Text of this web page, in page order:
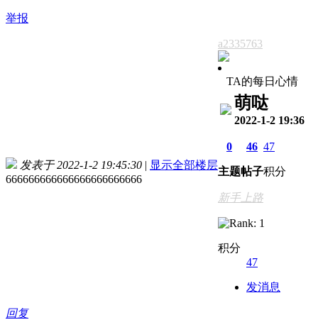
举报
发表于 2022-1-2 19:45:30 | 显示全部楼层
666666666666666666666666
a2335763
TA的每日心情
萌哒
2022-1-2 19:36
0
主题
46
帖子
47
积分
新手上路
积分
47
发消息
回复